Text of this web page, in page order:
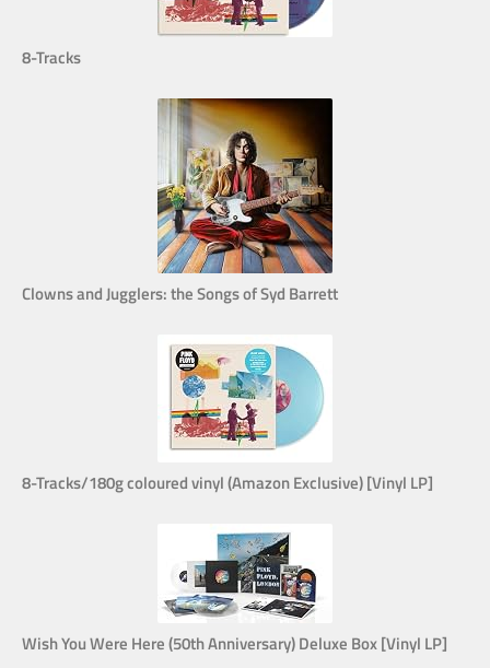
8-Tracks
Clowns and Jugglers: the Songs of Syd Barrett
8-Tracks/180g coloured vinyl (Amazon Exclusive) [Vinyl LP]
Wish You Were Here (50th Anniversary) Deluxe Box [Vinyl LP]